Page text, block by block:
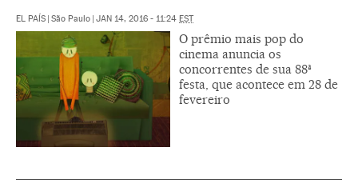
EL PAÍS São Paulo JAN 14, 2016 - 11:24 EST
O prêmio mais pop do
cinema anuncia os
concorrentes de sua 88ª
festa, que acontece em 28 de
fevereiro